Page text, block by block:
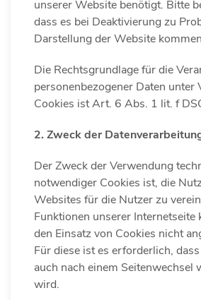
unserer Website benötigt. Bitte
dass es bei Deaktivierung zu
Darstellung der Website
Die Rechtsgrundlage für die
personenbezogener Daten unter
Cookies ist Art. 6 Abs. 1 lit. f
2. Zweck der
Der Zweck der Verwendung
notwendiger Cookies ist, die
Websites für die Nutzer zu
Funktionen unserer Internetseite
den Einsatz von Cookies nicht
Für diese ist es erforderlich,
auch nach einem Seitenwechsel
wird.